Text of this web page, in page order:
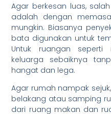
Agar berkesan luas,
adalah dengan
mungkin. Biasanya
bata digunakan untuk
Untuk ruangan
keluarga sebaiknya
hangat dan lega.
Agar rumah nampak
belakang atau samping
dari ruang makan dan